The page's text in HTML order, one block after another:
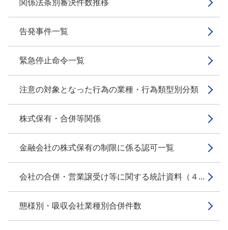
関係法条別審決件数推移
告発事件一覧
緊急停止命令一覧
注意の対象となった行為の業種・行為類型別分類
株式保有・合併等関係
金融会社の株式保有の制限に係る認可一覧
会社の合併・営業譲受け等に関する統計資料（４...
態様別・吸収会社業種別合併件数